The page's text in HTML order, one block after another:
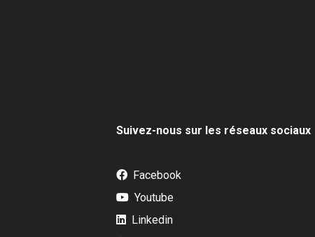
Suivez-nous sur les réseaux sociaux
Facebook
Youtube
Linkedin